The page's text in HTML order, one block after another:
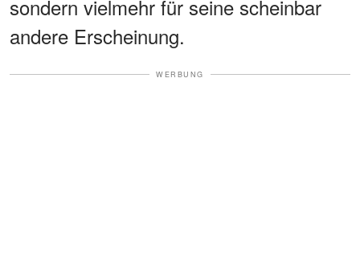
sondern vielmehr für seine scheinbar
andere Erscheinung.
WERBUNG